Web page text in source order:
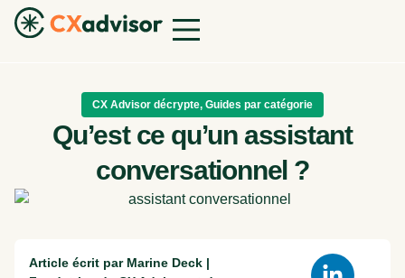
CX Advisor décrypte, Guides par catégorie
Qu’est ce qu’un assistant
conversationnel ?
Article écrit par Marine Deck |